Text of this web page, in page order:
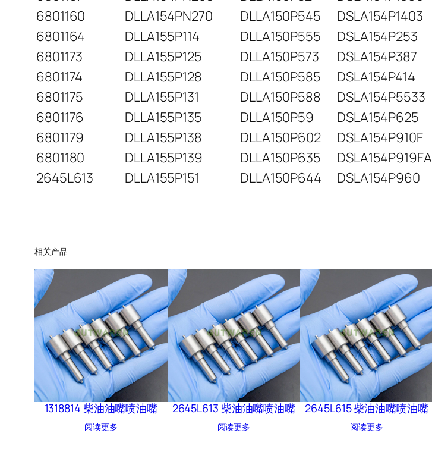
6801160
DLLA154PN270 DLLA150P545 DSLA154P1403
6801164
DLLA155P114 DLLA150P555 DSLA154P253
6801173
DLLA155P125 DLLA150P573 DSLA154P387
6801174
DLLA155P128 DLLA150P585 DSLA154P414
6801175
DLLA155P131 DLLA150P588 DSLA154P5533
6801176
DLLA155P135 DLLA150P59 DSLA154P625
6801179
DLLA155P138 DLLA150P602 DSLA154P910F
6801180
DLLA155P139 DLLA150P635 DSLA154P919FA
2645L613
DLLA155P151 DLLA150P644 DSLA154P960
相关产品
1318814 柴油油嘴喷油嘴
阅读更多
2645L613 柴油油嘴喷油嘴
阅读更多
2645L615 柴油油嘴喷油嘴
阅读更多